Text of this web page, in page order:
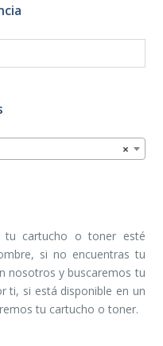
×
tu cartucho o toner esté
si no encuentras tu
nosotros y buscaremos tu
ti, si está disponible en un
tu cartucho o toner.